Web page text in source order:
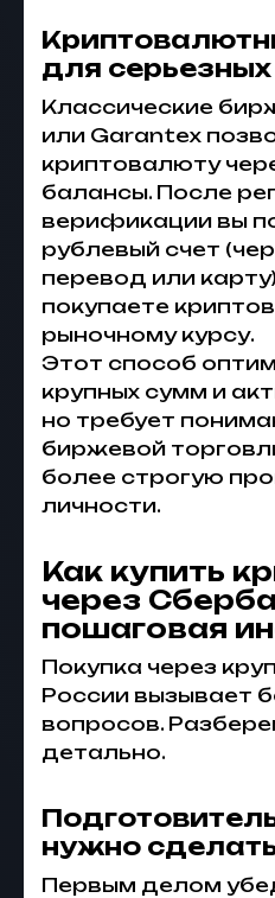
для
Классические
или Garantex
криптовалюту
балансы. После
верификации вы
рублевый счет
перевод или
покупаете
рыночному курсу.
Этот способ
крупных сумм и
но требует
биржевой
более строгую
личности.
Как купить
через
пошаговая
Покупка через
России вызывает
вопросов.
детально.
нужно
Первым делом